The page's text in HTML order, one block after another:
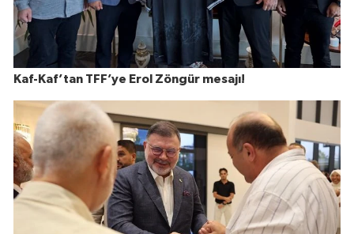
Kaf-Kaf’tan TFF’ye Erol Zöngür mesajı!